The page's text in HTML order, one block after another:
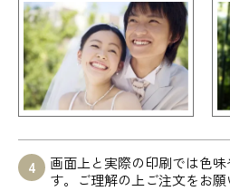
画面上と実際の印刷では色
す。ご理解の上ご注文をお願